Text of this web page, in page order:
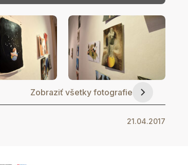
Zobraziť všetky fotografie
21.04.2017